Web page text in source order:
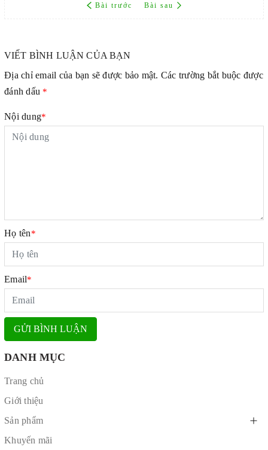
Bài trước Bài sau
VIẾT BÌNH LUẬN CỦA BẠN
Địa chỉ email của bạn sẽ được bảo mật. Các trường bắt buộc được
đánh dấu *
Nội dung*
Họ tên*
Email*
GỬI BÌNH LUẬN
DANH MỤC
Trang chủ
Giới thiệu
Sản phẩm
Khuyến mãi